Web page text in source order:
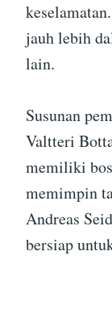
jauh lebih
lain.
Susunan
Valtteri
memiliki
memimpin
Andreas
bersiap